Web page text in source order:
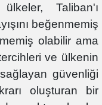
Taliban'ı
beğenmemiş
olabilir ama
ve ülkenin
güvenliği
oluşturan bir